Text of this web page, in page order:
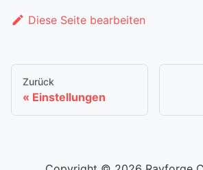
Diese Seite bearbeiten
Zurück
Einstellungen